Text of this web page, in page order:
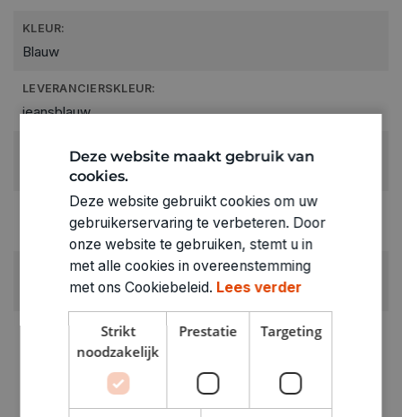
KLEUR:
Blauw
LEVERANCIERSKLEUR:
jeansblauw
RUBRIEK:
GEWICHT
0.055kg
ARTIKELNUMMER
0492164
Deze website maakt gebruik van
cookies.
Deze website gebruikt cookies om uw
gebruikerservaring te verbeteren. Door
onze website te gebruiken, stemt u in
met alle cookies in overeenstemming
met ons Cookiebeleid. Lees verder
Strikt
noodzakelijk
Prestatie Targeting